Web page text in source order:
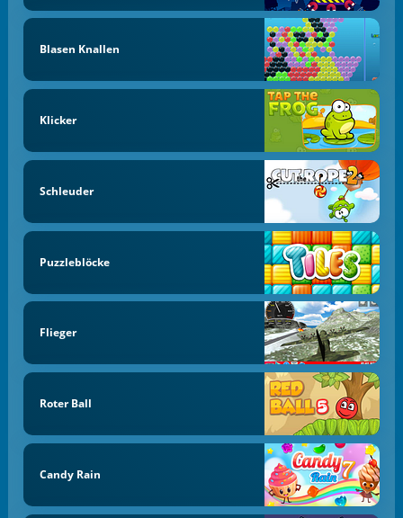
Blasen Knallen
Klicker
Schleuder
Puzzleblöcke
Flieger
Roter Ball
Candy Rain